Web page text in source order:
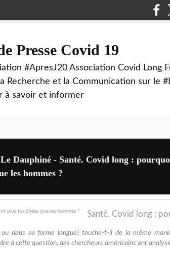
Presse Covid 19
#ApresJ20 Association Covid Long
la Recherche et la Communication sur
savoir et informer
Dauphiné - Santé. Covid long :
les hommes ?
dans sa forme longue) touche-t-il de la même
à cette question, des chercheurs américains ont